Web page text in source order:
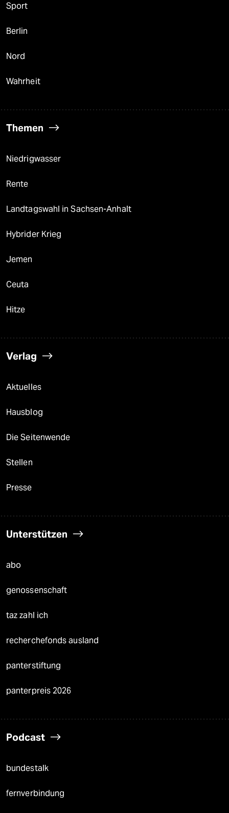
Sport
Berlin
Nord
Wahrheit
Themen
Niedrigwasser
Rente
Landtagswahl in Sachsen-Anhalt
Hybrider Krieg
Jemen
Ceuta
Hitze
Verlag
Aktuelles
Hausblog
Die Seitenwende
Stellen
Presse
Unterstützen
abo
genossenschaft
taz zahl ich
recherchefonds ausland
panterstiftung
panterpreis 2026
Podcast
bundestalk
fernverbindung